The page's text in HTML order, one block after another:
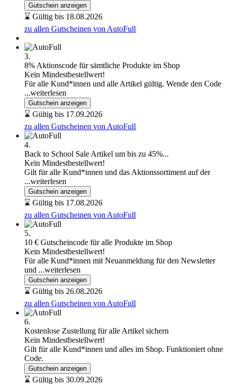
Gutschein anzeigen
⌛ Gültig bis 18.08.2026
zu allen Gutscheinen von AutoFull
3.
8% Aktionscode für sämtliche Produkte im Shop
Kein Mindestbestellwert!
Für alle Kund*innen und alle Artikel gültig. Wende den Code
...weiterlesen
Gutschein anzeigen
⌛ Gültig bis 17.09.2026
zu allen Gutscheinen von AutoFull
4.
Back to School Sale Artikel um bis zu 45%...
Kein Mindestbestellwert!
Gilt für alle Kund*innen und das Aktionssortiment auf der
...weiterlesen
Gutschein anzeigen
⌛ Gültig bis 17.08.2026
zu allen Gutscheinen von AutoFull
5.
10 € Gutscheincode für alle Produkte im Shop
Kein Mindestbestellwert!
Für alle Kund*innen mit Neuanmeldung für den Newsletter
und ...weiterlesen
Gutschein anzeigen
⌛ Gültig bis 26.08.2026
zu allen Gutscheinen von AutoFull
6.
Kostenlose Zustellung für alle Artikel sichern
Kein Mindestbestellwert!
Gilt für alle Kund*innen und alles im Shop. Funktioniert ohne
Code.
Gutschein anzeigen
⌛ Gültig bis 30.09.2026